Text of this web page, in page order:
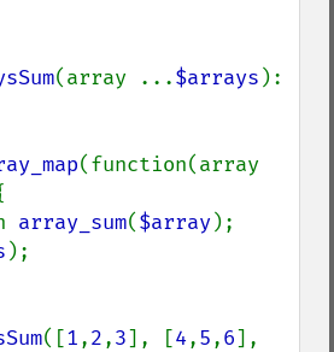
(array ...$arrays ):
array_sum($array);
);
([1,2,3], [4,5,6],